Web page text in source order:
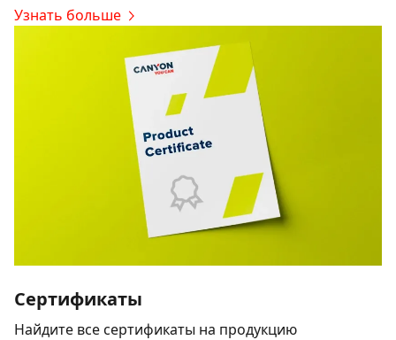
Узнать больше
Сертификаты
Найдите все сертификаты на продукцию